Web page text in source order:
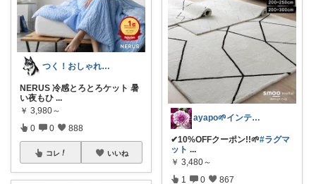
つく！おしゃれな商品や便利な商品をお届け
NERUS 冷感とろとろケット 暑
い夜もひ ...
￥ 3,980～
0 0 888
コレ いいね
ayapo🌱インテリア&雑貨
✔︎10%OFFクーポン!!🌱#ラグマ
ット ...
￥ 3,480～
1 0 867